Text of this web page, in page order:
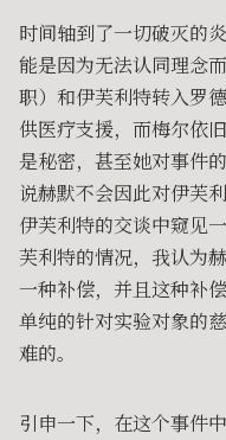
时间轴到了一切破灭的
能是因为无法认同理念
职）和伊芙利特转入罗
供医疗支援，而梅尔依
是秘密，甚至她对事件
说赫默不会因此对伊芙
伊芙利特的交谈中窥见
芙利特的情况，我认为
一种补偿，并且这种补
单纯的针对实验对象的
难的。
引申一下，在这个事件